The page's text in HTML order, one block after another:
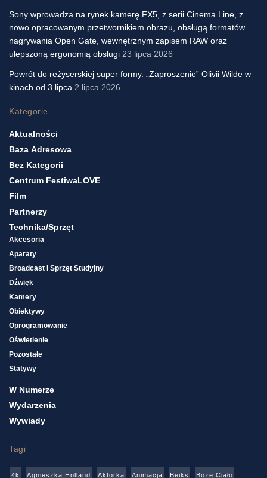
Sony wprowadza na rynek kamerę FX5, z serii Cinema Line, z
nowo opracowanym przetwornikiem obrazu, obsługą formatów
nagrywania Open Gate, wewnętrznym zapisem RAW oraz
ulepszoną ergonomią obsługi 23 lipca 2026
Powrót do reżyserskiej super formy. „Zaproszenie” Olivii Wilde w
kinach od 3 lipca 2 lipca 2026
Kategorie
Aktualności
Baza Adresowa
Bez Kategorii
Centrum FestiwaLOVE
Film
Partnerzy
Technika/sprzęt
Akcesoria
Aparaty
Broadcast I Sprzęt Studyjny
Dźwięk
Kamery
Obiektywy
Oprogramowanie
Oświetlenie
Pozostałe
Statywy
W Numerze
Wydarzenia
Wywiady
Tagi
4k Agnieszka Holland Aktorka Animacja Beiks Boże Ciało